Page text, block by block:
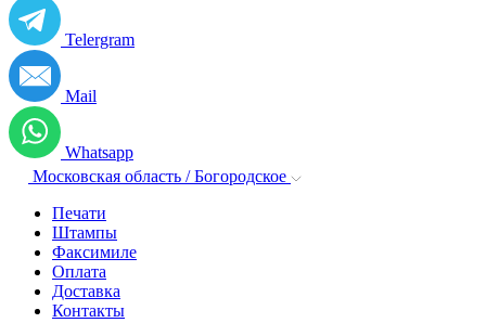
Telergram
Mail
Whatsapp
Московская область / Богородское
Печати
Штампы
Факсимиле
Оплата
Доставка
Контакты